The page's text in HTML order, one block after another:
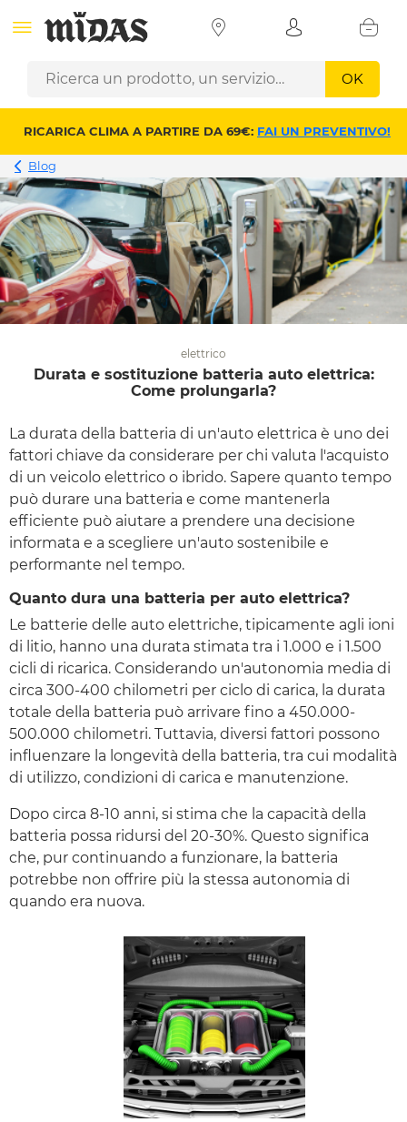
OK
RICARICA CLIMA A PARTIRE DA 69€: FAI UN PREVENTIVO!
Blog
elettrico
Durata e sostituzione batteria auto elettrica:
Come prolungarla?
La durata della batteria di un'auto elettrica è uno dei
fattori chiave da considerare per chi valuta l'acquisto
di un veicolo elettrico o ibrido. Sapere quanto tempo
può durare una batteria e come mantenerla
efficiente può aiutare a prendere una decisione
informata e a scegliere un'auto sostenibile e
performante nel tempo.
Quanto dura una batteria per auto elettrica?
Le batterie delle auto elettriche, tipicamente agli ioni
di litio, hanno una durata stimata tra i 1.000 e i 1.500
cicli di ricarica. Considerando un'autonomia media di
circa 300-400 chilometri per ciclo di carica, la durata
totale della batteria può arrivare fino a 450.000-
500.000 chilometri. Tuttavia, diversi fattori possono
influenzare la longevità della batteria, tra cui modalità
di utilizzo, condizioni di carica e manutenzione.
Dopo circa 8-10 anni, si stima che la capacità della
batteria possa ridursi del 20-30%. Questo significa
che, pur continuando a funzionare, la batteria
potrebbe non offrire più la stessa autonomia di
quando era nuova.